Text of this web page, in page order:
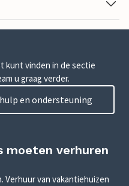
kunt vinden in de sectie
u graag verder.
en ondersteuning
moeten verhuren
Verhuur van vakantiehuizen